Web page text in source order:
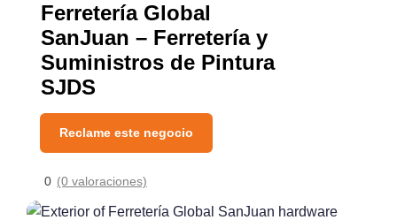
Ferretería Global
SanJuan – Ferretería y
Suministros de Pintura
SJDS
Reclame este negocio
0 (0 valoraciones)